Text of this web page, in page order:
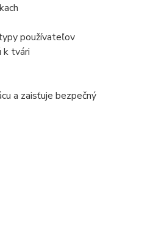
používateľov
k tvári
a zaisťuje bezpečný